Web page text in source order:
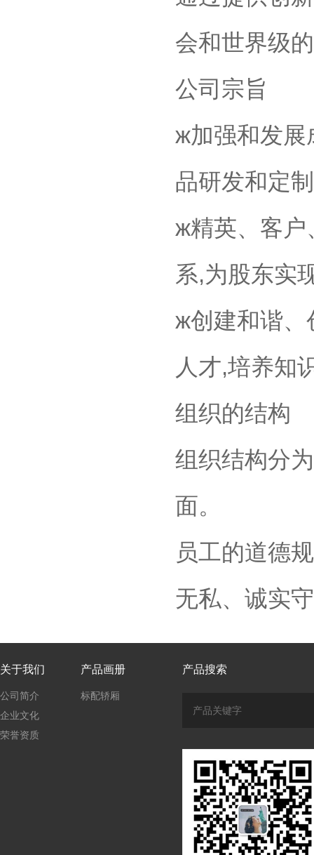
会和世界级
公司宗旨
ж加强和发展
品研发和定
ж精英、客户
系,为股东实
ж创建和谐、
人才,培养知
组织的结构
组织结构分
面。
员工的道德
无私、诚实
关于我们
公司简介
企业文化
荣誉资质
产品画册
标配轿厢
产品搜索